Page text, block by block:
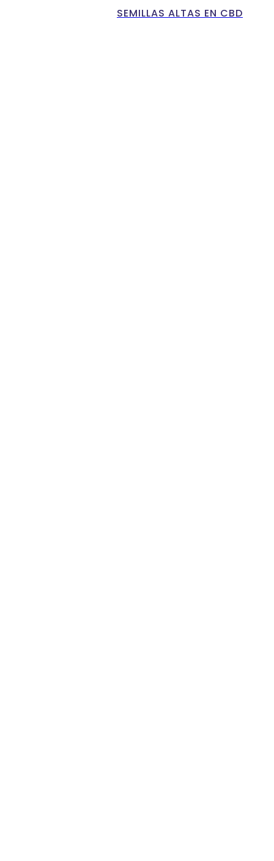
SEMILLAS ALTAS EN CBD